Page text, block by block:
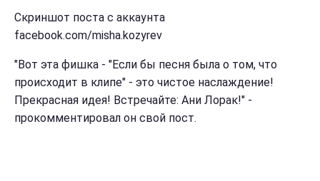
Скриншот поста с аккаунта
facebook.com/misha.kozyrev
"Вот эта фишка - "Если бы песня была о том, что
происходит в клипе" - это чистое наслаждение!
Прекрасная идея! Встречайте: Ани Лорак!" -
прокомментировал он свой пост.